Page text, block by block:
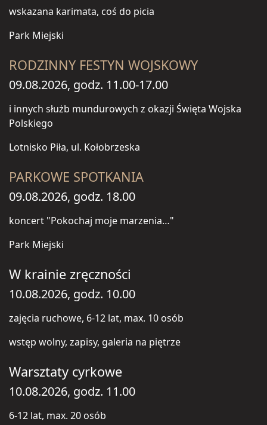
wskazana karimata, coś do picia
Park Miejski
RODZINNY FESTYN WOJSKOWY
09.08.2026, godz. 11.00-17.00
i innych służb mundurowych z okazji Święta Wojska
Polskiego
Lotnisko Piła, ul. Kołobrzeska
PARKOWE SPOTKANIA
09.08.2026, godz. 18.00
koncert "Pokochaj moje marzenia…"
Park Miejski
W krainie zręczności
10.08.2026, godz. 10.00
zajęcia ruchowe, 6-12 lat, max. 10 osób
wstęp wolny, zapisy, galeria na piętrze
Warsztaty cyrkowe
10.08.2026, godz. 11.00
6-12 lat, max. 20 osób